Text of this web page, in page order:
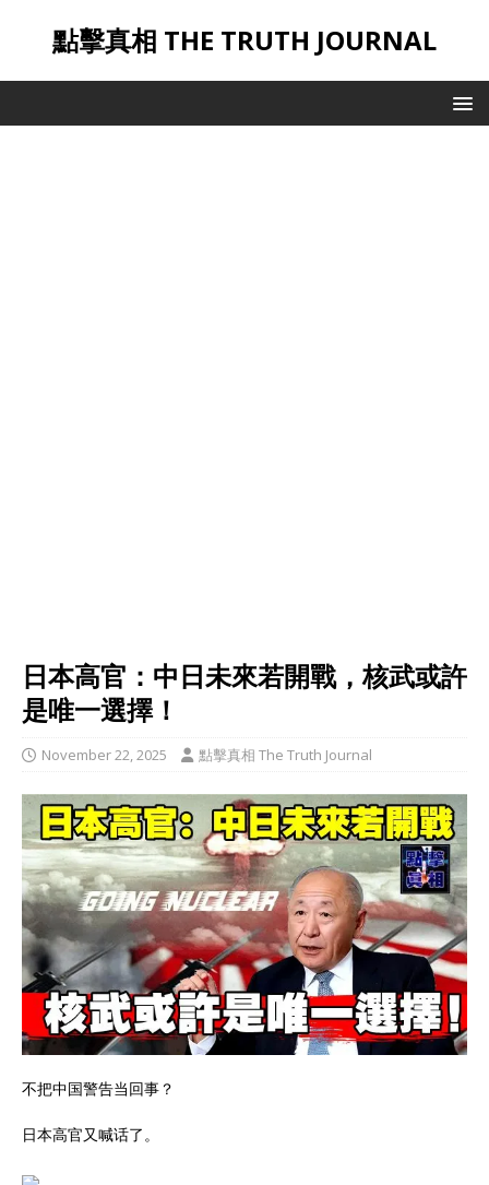
點擊真相 THE TRUTH JOURNAL
日本高官：中日未來若開戰，核武或許
是唯一選擇！
November 22, 2025 點擊真相 The Truth Journal
不把中国警告当回事？
日本高官又喊话了。